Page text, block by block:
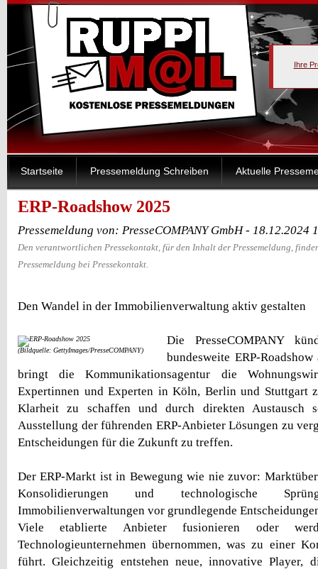
Ihre
Startseite Pressemeldung Schreiben Aktuelle
ERP-Roadshow 2025
Pressemeldung von: PresseCOMPANY GmbH - 18.12.2024
Den verantwortlichen Pressekontakt, für den Inhalt der Pressemeldung,
Pressemeldung bei Pressekontakt.
Den Wandel in der Immobilienverwaltung aktiv gestalten
(Bildquelle: GettyImages/PresseCOMPANY)
Die PresseCOMPANY
bundesweite ERP-
bringt die Kommunikationsagentur die
Expertinnen und Experten in Köln, Berlin und Stuttgart
Klarheit zu schaffen und durch direkten Austausch
Ausstellung der führenden ERP-Anbieter Lösungen zu
Entscheidungen für die Zukunft zu treffen.
Der ERP-Markt ist in Bewegung wie nie zuvor:
Konsolidierungen und technologische
Immobilienverwaltungen vor grundlegende
Viele etablierte Anbieter fusionieren oder
Technologieunternehmen übernommen, was zu einer
führt. Gleichzeitig entstehen neue, innovative Player,